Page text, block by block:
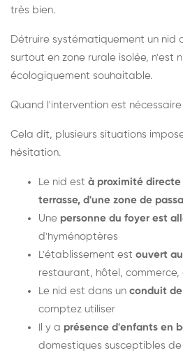
très bien.
Détruire systématiquement un nid
surtout en zone rurale isolée, n'est
écologiquement souhaitable.
Quand l'intervention est nécessaire
Cela dit, plusieurs situations
hésitation.
Le nid est à proximité
terrasse, d'une zone de
Une personne du foyer est
d'hyménoptères
L'établissement est ouvert
restaurant, hôtel, commerce,
Le nid est dans un conduit
comptez utiliser
Il y a présence d'enfants en
domestiques susceptibles